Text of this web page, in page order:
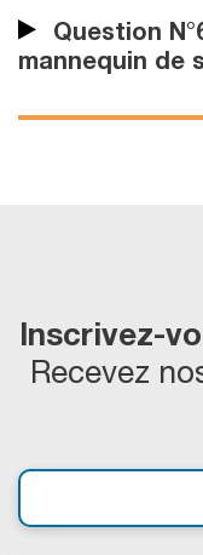
Question
mannequin de
Inscrivez-
Recevez